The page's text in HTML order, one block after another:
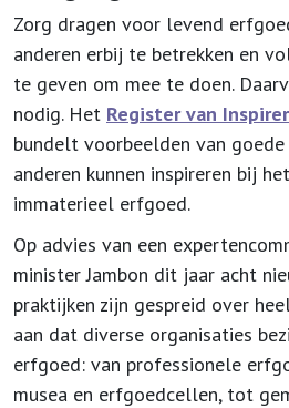
Zorg dragen voor levend
anderen erbij te betrekken en
te geven om mee te doen.
nodig. Het Register van
bundelt voorbeelden van
anderen kunnen inspireren bij
immaterieel erfgoed.
Op advies van een
minister Jambon dit jaar acht
praktijken zijn gespreid over
aan dat diverse organisaties
erfgoed: van professionele
musea en erfgoedcellen, tot